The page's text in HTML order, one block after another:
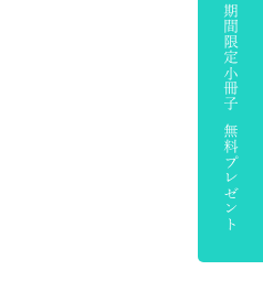
期間限定小冊子 無料プレゼント